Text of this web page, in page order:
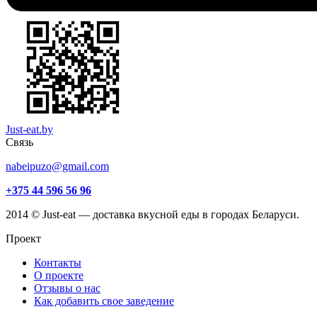
Just-eat.by
Связь
nabeipuzo@gmail.com
+375 44 596 56 96
2014 © Just-eat — доставка вкусной еды в городах Беларуси.
Проект
Контакты
О проекте
Отзывы о нас
Как добавить свое заведение